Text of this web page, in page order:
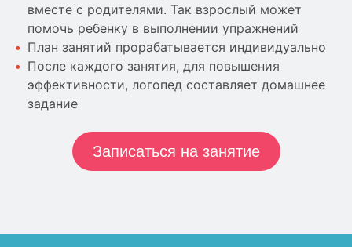
вместе с родителями. Так взрослый может
помочь ребенку в выполнении упражнений
План занятий прорабатывается индивидуально
После каждого занятия, для повышения
эффективности, логопед составляет домашнее
задание
Записаться на занятие